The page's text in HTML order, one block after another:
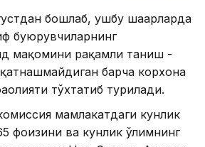
бошлаб, ушбу шаҳарларда
буюрувчиларнинг
мақомини рақамли таниш -
барча корхона
тўхтатиб турилади.
мамлакатдаги кунлик
фоизини ва кунлик ўлимнинг